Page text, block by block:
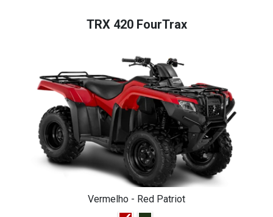
TRX 420 FourTrax
Vermelho - Red Patriot